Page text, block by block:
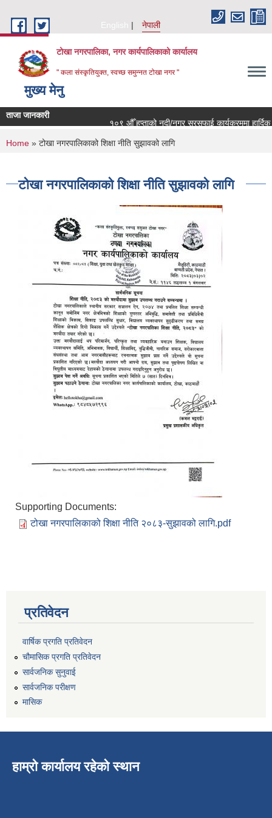
English
नेपाली
टोखा नगरपालिका, नगर कार्यपालिकाको कार्यालय
" कला संस्कृतियुक्त, स्वच्छ समुन्‍नत टोखा नगर "
मुख्य मेनु
ताजा जानकारी
१०९ औँ हप्ताको नदी/नगर सरसफाई कार्यक्रममा हार्दिक
You are here
Home » टोखा नगरपालिकाको शिक्षा नीति सुझावको लागि
टोखा नगरपालिकाको शिक्षा नीति सुझावको लागि
Supporting Documents:
टोखा नगरपालिकाको शिक्षा नीति २०८३-सुझावको लागि.pdf
प्रतिवेदन
वार्षिक प्रगति प्रतिवेदन
चौमासिक प्रगति प्रतिवेदन
सार्वजनिक सुनुवाई
सार्वजनिक परीक्षण
मासिक
हाम्रो कार्यालय रहेको स्थान